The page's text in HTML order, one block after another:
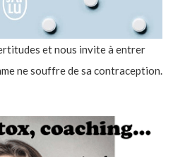
et nous invite à entrer
ne souffre de sa contraception.